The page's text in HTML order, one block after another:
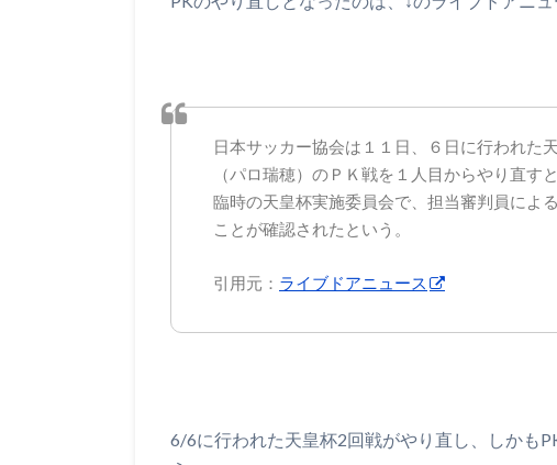
日本サッカー協会は１１日、６日に行われ
（パロ瑞穂）のＰＫ戦を１人目からやり直す
臨時の天皇杯実施委員会で、担当審判員によ
ことが確認されたという。
引用元： ライブドアニュース
6/6に行われた天皇杯2回戦がやり直し、しかも